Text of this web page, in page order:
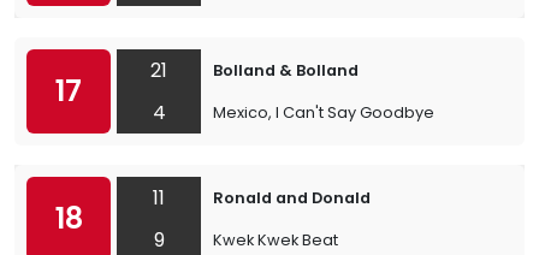
17
21
4
Bolland & Bolland
Mexico, I Can't Say Goodbye
18
11
9
Ronald and Donald
Kwek Kwek Beat